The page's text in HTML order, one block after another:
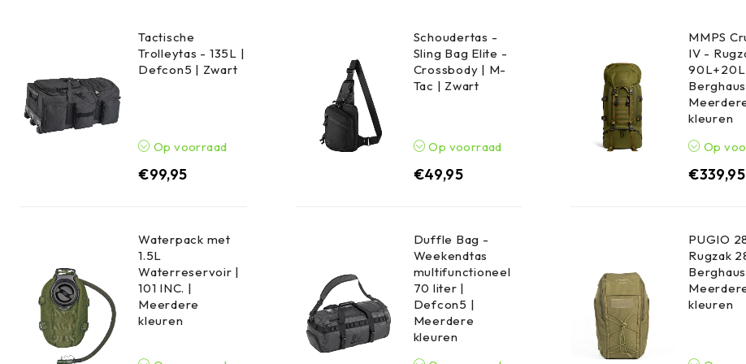
Tactische
Trolleytas - 135L |
Defcon5 | Zwart
Op voorraad
€99,95
Schoudertas -
Sling Bag Elite -
Crossbody | M-
Tac | Zwart
Op voorraad
€49,95
MMPS
IV -
kleuren
Op
€339,95
Waterpack met
1.5L
Waterreservoir |
101 INC. |
Meerdere
kleuren
Duffle Bag -
Weekendtas
multifunctioneel
70 liter |
Defcon5 |
Meerdere
kleuren
PUGIO
Rugzak
kleuren